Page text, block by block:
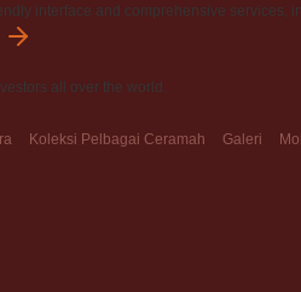
interface and comprehensive
all over the world.
Koleksi Pelbagai Ceramah Galeri